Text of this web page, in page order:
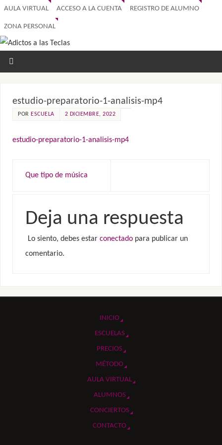
AULA VIRTUAL ACCESO A LA CUENTA REGISTRO DE ALUMNO
ZONA PERSONAL
estudio-preparatorio-1-analisis-mp4
POR ESCUELA 2 DICIEMBRE, 2022
estudio-preparatorio-1-analisis-mp4
Que tipo de música
Deja una respuesta
Lo siento, debes estar conectadopara publicar un
comentario.
INICIO
ESCUELAS
PRECIOS
MÉTODO
AULA VIRTUAL
ALUMNOS
CONCIERTOS
CONTACTO